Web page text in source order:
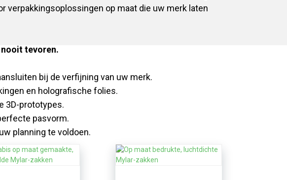
verpakkingsoplossingen op maat die uw merk laten
tevoren.
bij de verfijning van uw merk.
en holografische folies.
3D-prototypes.
pasvorm.
planning te voldoen.